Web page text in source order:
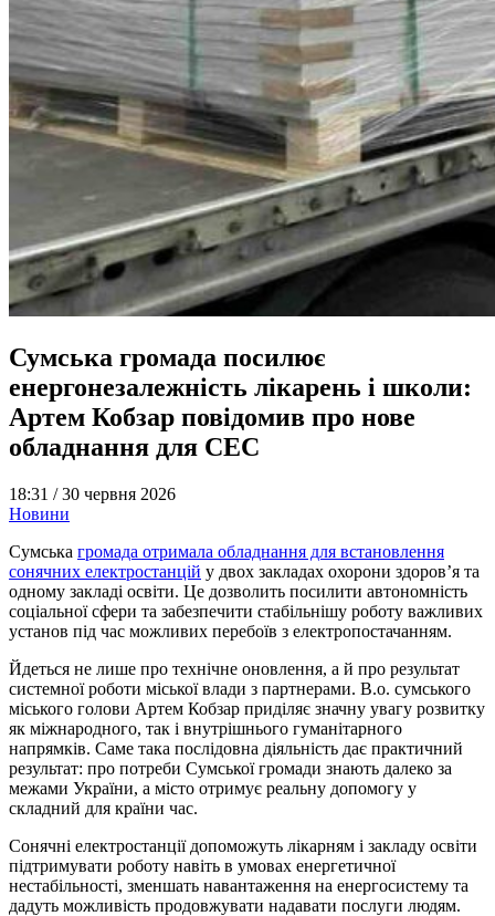
Сумська громада посилює
енергонезалежність лікарень і школи:
Артем Кобзар повідомив про нове
обладнання для СЕС
18:31 /30 червня 2026
Новини
Сумська громада отримала обладнання для встановлення
сонячних електростанцій у двох закладах охорони здоров’я та
одному закладі освіти. Це дозволить посилити автономність
соціальної сфери та забезпечити стабільнішу роботу важливих
установ під час можливих перебоїв з електропостачанням.
Йдеться не лише про технічне оновлення, а й про результат
системної роботи міської влади з партнерами. В.о. сумського
міського голови Артем Кобзар приділяє значну увагу розвитку
як міжнародного, так і внутрішнього гуманітарного
напрямків. Саме така послідовна діяльність дає практичний
результат: про потреби Сумської громади знають далеко за
межами України, а місто отримує реальну допомогу у
складний для країни час.
Сонячні електростанції допоможуть лікарням і закладу освіти
підтримувати роботу навіть в умовах енергетичної
нестабільності, зменшать навантаження на енергосистему та
дадуть можливість продовжувати надавати послуги людям.